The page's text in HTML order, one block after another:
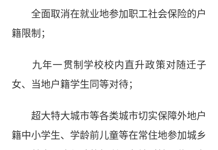
全面取消在就业地参加职工社会保险的户
籍限制；
九年一贯制学校校内直升政策对随迁子
女、当地户籍学生同等对待；
超大特大城市等各类城市切实保障外地户
籍中小学生、学龄前儿童等在常住地参加城乡